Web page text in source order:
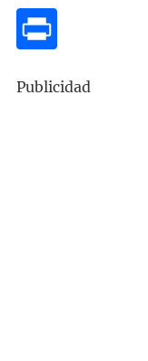
Publicidad